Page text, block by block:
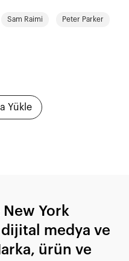
Sam Raimi Peter Parker
Yükle
York
dijital medya ve
ürün ve